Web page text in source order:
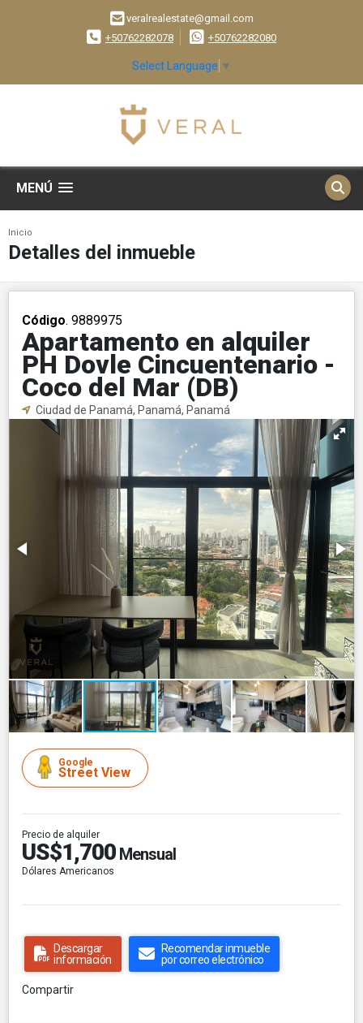
veralrealestate@gmail.com
+50762282078
+50762282080
Select Language ▼
MENÚ
Inicio
Detalles del inmueble
Código. 9889975
Apartamento en alquiler
PH Dovle Cincuentenario -
Coco del Mar (DB)
Ciudad de Panamá, Panamá, Panamá
Google
Street View
Precio de alquiler
US$1,700 Mensual
Dólares Americanos
Descargar
información
Recomendar inmueble
por correo electrónico
Compartir